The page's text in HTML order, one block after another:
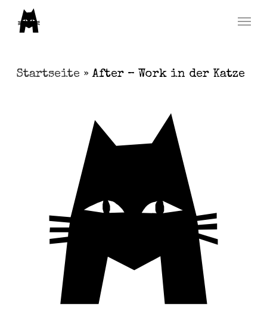
Skip
content
Startseite »After – Work in der Katze